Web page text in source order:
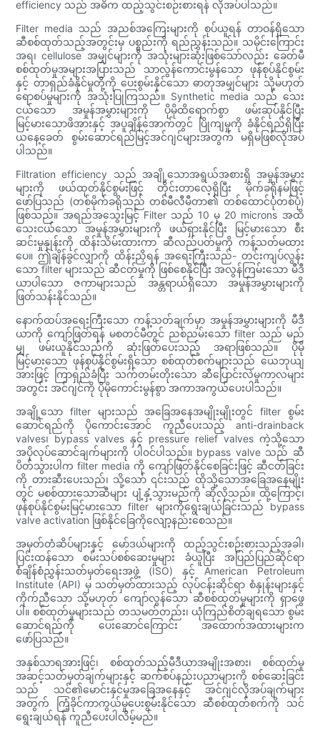
efficiency သည် အဓိက ထည့်သွင်းစဉ်းစားရန် လိုအပ်ပါသည်။
Filter media သည် အညစ်အကြေးများကို စုပ်ယူရန် တာဝန်ရှိသော
ဆီစစ်ထုတ်သည့်အတွင်းမှ ပစ္စည်းကို ရည်ညွှန်းသည်။ သမိုင်းကြောင်း
အရ၊ cellulose အမျှင်များကို အသုံးများဆုံးဖြစ်သော်လည်း ခေတ်မီ
စစ်ထုတ်မှုအများအပြားသည် သာလွန်ကောင်းမွန်သော ဖုန်စုပ်နိုင်စွမ်း
နှင့် တာရှည်ခံနိုင်မှုတို့ကို ပေးစွမ်းနိုင်သော ဓာတုအမျှင်များ သို့မဟုတ်
ရောစပ်မှုများကို အသုံးပြုကြသည်။ Synthetic media သည် သေး
ငယ်သော အမှုန်အမွှားများကို ပိုမိုထိရောက်စွာ ဖမ်းဆုပ်နိုင်ပြီး
မြင့်မားသောဖိအားနှင့် အပူချိန်အောက်တွင် ပြိုကျမှုကို ခံနိုင်ရည်ရှိပြီး
ယနေ့ခေတ် စွမ်းဆောင်ရည်မြင့်အင်ဂျင်များအတွက် မရှိမဖြစ်လိုအပ်
ပါသည်။
Filtration efficiency သည် အချို့သောအရွယ်အစားရှိ အမှုန်အမွှား
များကို ဖယ်ထုတ်နိုင်စွမ်းဖြင့် တိုင်းတာလေ့ရှိပြီး မိုက်ခရိုနမ်ဖြင့်
ဖော်ပြသည် (တစ်မိုက်ခရိုသည် တစ်မီလီမီတာ၏ တစ်ထောင်ပုံတစ်ပုံ)
ဖြစ်သည်။ အရည်အသွေးမြင့် Filter သည် 10 မှ 20 microns အထိ
သေးငယ်သော အမှုန်အမွှားများကို ဖယ်ရှားနိုင်ပြီး မြင့်မားသော စီး
ဆင်းမှုနှုန်းကို ထိန်းသိမ်းထားကာ ဆီလည်ပတ်မှုကို ကန့်သတ်မထား
ပေ။ ဤချိန်ခွင်လျှာကို ထိန်းညှိရန် အရေးကြီးသည်- တင်းကျပ်လွန်း
သော filter များသည် ဆီငတ်မှုကို ဖြစ်စေနိုင်ပြီး အလွန်ကြမ်းသော မီဒီ
ယာပါသော ဇကာများသည် အန္တရာယ်ရှိသော အမှုန်အမွှားများကို
ဖြတ်သန်းနိုင်သည်။
နောက်ထပ်အရေးကြီးသော ကန့်သတ်ချက်မှာ အမှုန်အမွှားများကို မီဒီ
ယာကို ကျော်ဖြတ်ရန် မစတင်မီတွင် ညစ်ညမ်းသော filter သည် မည်
မျှ ဖမ်းယူနိုင်သည်ကို ဆုံးဖြတ်ပေးသည့် အရာဖြစ်သည်။ ပိုမို
မြင့်မားသော ဖုန်စုပ်နိုင်စွမ်းရှိသော စစ်ထုတ်စက်များသည် ယေဘုယျ
အားဖြင့် ကြာရှည်ခံပြီး သက်တမ်းတိုးသော ဆီပြောင်းလဲမှုကာလများ
အတွင်း အင်ဂျင်ကို ပိုမိုကောင်းမွန်စွာ အကာအကွယ်ပေးပါသည်။
အချို့သော filter များသည် အခြေအနေအမျိုးမျိုးတွင် filter စွမ်း
ဆောင်ရည်ကို ပိုကောင်းအောင် ကူညီပေးသည့် anti-drainback
valves၊ bypass valves နှင့် pressure relief valves ကဲ့သို့သော
အပိုလုပ်ဆောင်ချက်များကို ပါ၀င်ပါသည်။ bypass valve သည် ဆီ
ပိတ်သွားပါက filter media ကို ကျော်ဖြတ်နိုင်စေခြင်းဖြင့် ဆီငတ်ခြင်း
ကို တားဆီးပေးသည်၊ သို့သော် ၎င်းသည် ထိုသို့သောအခြေအနေမျိုး
တွင် မစစ်ထားသောဆီများ ပျံ့နှံ့သွားမည်ကို ဆိုလိုသည်။ ထို့ကြောင့်၊
ဖုန်စုပ်နိုင်စွမ်းမြင့်မားသော filter များကိုရွေးချယ်ခြင်းသည် bypass
valve activation ဖြစ်နိုင်ခြေကိုလျော့နည်းစေသည်။
အမှတ်တံဆိပ်များနှင့် မော်ဒယ်များကို ထည့်သွင်းစဉ်းစားသည့်အခါ၊
ပြင်းထန်သော စမ်းသပ်စစ်ဆေးမှုများ ခံယူပြီး အပြည်ပြည်ဆိုင်ရာ
စံချိန်စံညွှန်းသတ်မှတ်ရေးအဖွဲ့ (ISO) နှင့် American Petroleum
Institute (API) မှ သတ်မှတ်ထားသည့် လုပ်ငန်းဆိုင်ရာ စံနှုန်းများနှင့်
ကိုက်ညီသော သို့မဟုတ် ကျော်လွန်သော ဆီစစ်ထုတ်မှုများကို ရှာဖွေ
ပါ။ စစ်ထုတ်မှုများသည် တသမတ်တည်း၊ ယုံကြည်စိတ်ချရသော စွမ်း
ဆောင်ရည်ကို ပေးဆောင်ကြောင်း အထောက်အထားများက
ဖော်ပြသည်။
အနှစ်သာရအားဖြင့်၊ စစ်ထုတ်သည့်မီဒီယာအမျိုးအစား၊ စစ်ထုတ်မှု
အဆင့်သတ်မှတ်ချက်များနှင့် ဆက်စပ်နည်းပညာများကို စစ်ဆေးခြင်း
သည် သင်၏မောင်းနှင်မှုအခြေအနေနှင့် အင်ဂျင်လိုအပ်ချက်များ
အတွက် ကြံ့ခိုင်ကာကွယ်မှုပေးစွမ်းနိုင်သော ဆီစစ်ထုတ်စက်ကို သင်
ရွေးချယ်ရန် ကူညီပေးပါလိမ့်မည်။